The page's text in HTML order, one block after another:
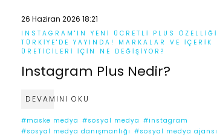
26 Haziran 2026 18:21
INSTAGRAM'IN YENI ÜCRETLI PLUS ÖZELLIĞI
TÜRKIYE'DE YAYINDA! MARKALAR VE İÇERIK
ÜRETICILERI İÇIN NE DEĞIŞIYOR?
Instagram Plus Nedir?
DEVAMINI OKU
#maske medya #sosyal medya #instagram
#sosyal medya danışmanlığı #sosyal medya ajansı